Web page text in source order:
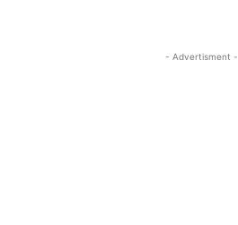
- Advertisment -